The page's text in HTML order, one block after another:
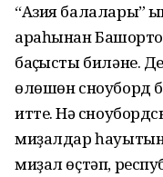
“Азия балалары”
араһынан
баҫҡысты биләне.
өлөшөн сноуборд
итте. Нәҡ
миҙалдар
миҙал өҫтәп,